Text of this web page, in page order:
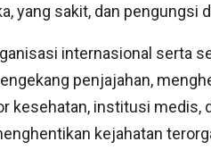
yang sakit, dan pengungsi
internasional serta
penjajahan,
kesehatan, institusi medis,
kejahatan